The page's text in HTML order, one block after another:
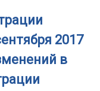
2017
в